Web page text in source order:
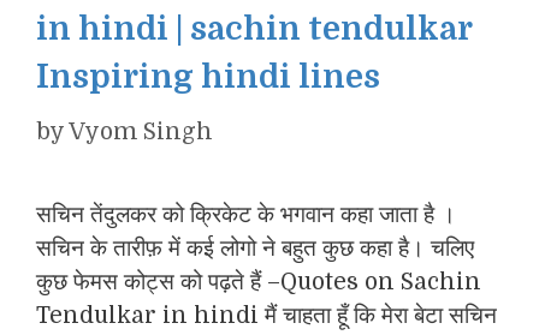
in hindi | sachin tendulkar
Inspiring hindi lines
byVyom Singh
सचिन तेंदुलकर को क्रिकेट के भगवान कहा जाता है ।
सचिन के तारीफ़ में कई लोगो ने बहुत कुछ कहा है। चलिए
कुछ फेमस कोट्स को पढ़ते हैं –Quotes on Sachin
Tendulkar in hindi मैं चाहता हूँ कि मेरा बेटा सचिन